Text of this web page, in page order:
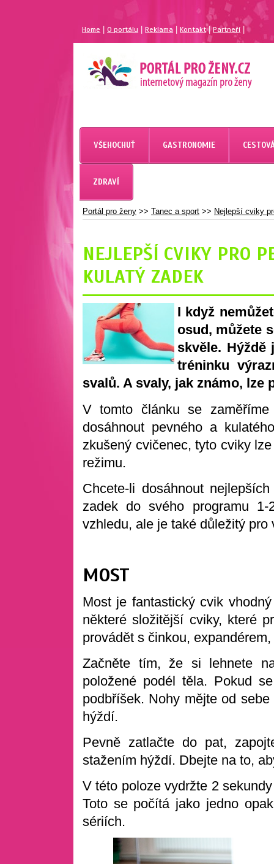
Home |O portálu Reklama Kontakt| Partneří
MAGAZÍN PRO ŽENY
PORTÁL PRO ŽENY.CZ
VŠEHOCHUŤ GASTRONOMIE
ZDRAVÍ
Portál pro ženy >> Tanec a sport >> Nejlepší cviky
NEJLEPŠÍ CVIKY PRO
KULATÝ ZADEK
I když
osud, můžete
skvěle.
tréninku
svalů. A svaly, jak známo,
V tomto článku se
dosáhnout pevného a
zkušený cvičenec, tyto cviky
režimu.
Chcete-li dosáhnout
zadek do svého programu
vzhledu, ale je také důležitý pro
MOST
Most je fantastický cvik
některé složitější cviky, které
provádět s činkou,
Začněte tím, že si lehnete
položené podél těla. Pokud
podbříšek. Nohy mějte od
hýždí.
Pevně zatlačte do pat,
stažením hýždí. Dbejte na to,
V této poloze vydržte 2
Toto se počítá jako jedno
sériích.